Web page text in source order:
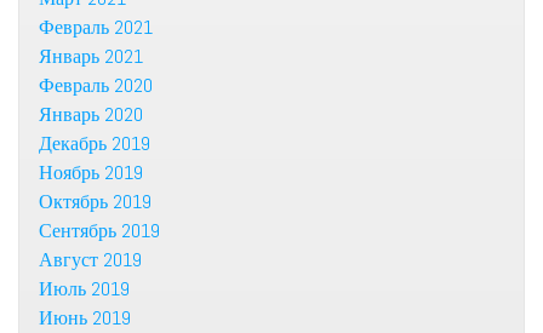
Февраль 2021
Январь 2021
Февраль 2020
Январь 2020
Декабрь 2019
Ноябрь 2019
Октябрь 2019
Сентябрь 2019
Август 2019
Июль 2019
Июнь 2019